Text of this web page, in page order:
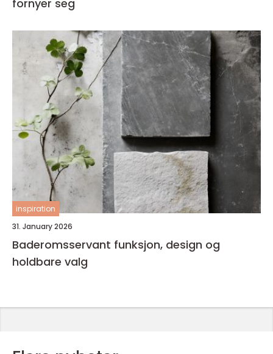
fornyer seg
inspiration
31. January 2026
Baderomsservant funksjon, design og
holdbare valg